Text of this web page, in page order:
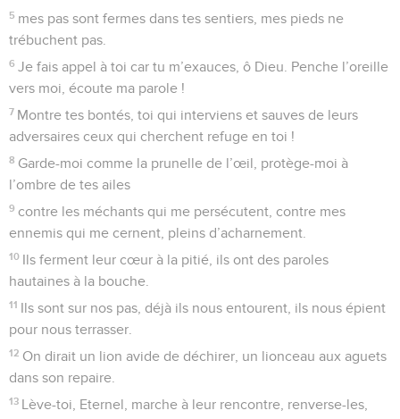
5 mes pas sont fermes dans tes sentiers, mes pieds ne
trébuchent pas.
6 Je fais appel à toi car tu m’exauces, ô Dieu. Penche l’oreille
vers moi, écoute ma parole !
7 Montre tes bontés, toi qui interviens et sauves de leurs
adversaires ceux qui cherchent refuge en toi !
8 Garde-moi comme la prunelle de l’œil, protège-moi à
l’ombre de tes ailes
9 contre les méchants qui me persécutent, contre mes
ennemis qui me cernent, pleins d’acharnement.
10 Ils ferment leur cœur à la pitié, ils ont des paroles
hautaines à la bouche.
11 Ils sont sur nos pas, déjà ils nous entourent, ils nous épient
pour nous terrasser.
12 On dirait un lion avide de déchirer, un lionceau aux aguets
dans son repaire.
13 Lève-toi, Eternel, marche à leur rencontre, renverse-les,